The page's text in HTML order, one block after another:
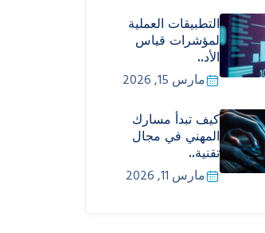
التطبيقات العملية
لمؤشرات قياس
الأد..
مارس 15, 2026
كيف تبدأ مسارك
المهني في مجال
تقنية..
مارس 11, 2026